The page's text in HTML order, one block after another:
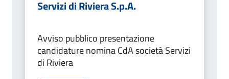
Servizi di Riviera S.p.A.
Avviso pubblico presentazione
candidature nomina CdA società Servizi
di Riviera